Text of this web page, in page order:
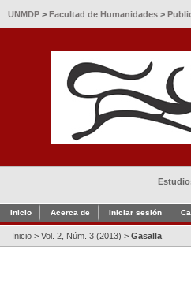
UNMDP > Facultad de Humanidades >
Inicio Acerca de Iniciar sesión
Inicio > Vol. 2, Núm. 3 (2013) > Gasalla